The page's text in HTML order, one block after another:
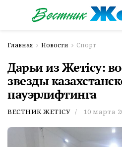
Главная Новости Спорт
Дарьи из Жетіcу:
звезды
пауэрлифтинга
ВЕСТНИК ЖЕТІСУ 10 марта